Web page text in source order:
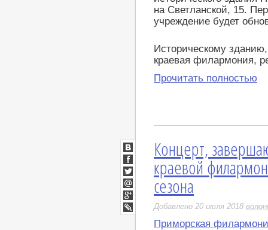
на Светланской, 15.
учреждение будет
Историческому
краевая филармония,
Прочитать полностью
Концерт,
краевой
сезона
Добавлено 20 июля 2018
Приморская
ВКонтакте
Facebook
Twitter
Мой
Мир
Google+
LiveJournal